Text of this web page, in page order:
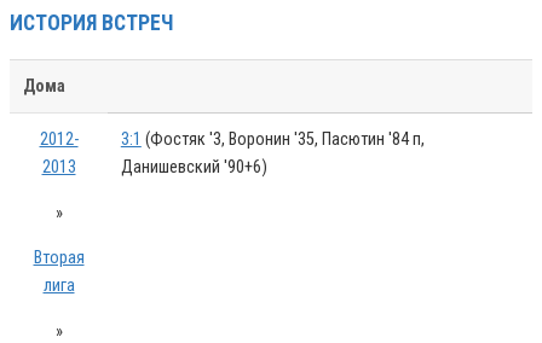
ИСТОРИЯ ВСТРЕЧ
Дома
2012-
2013
»
Вторая
лига
»
3:1 (Фостяк '3, Воронин '35, Пасютин '84 п,
Данишевский '90+6)